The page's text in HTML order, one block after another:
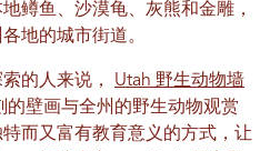
鳟鱼、沙漠龟、灰熊和金雕，
地的城市街道。
的人来说， Utah 野生动物墙
的壁画与全州的野生动物观赏
而又富有教育意义的方式，让